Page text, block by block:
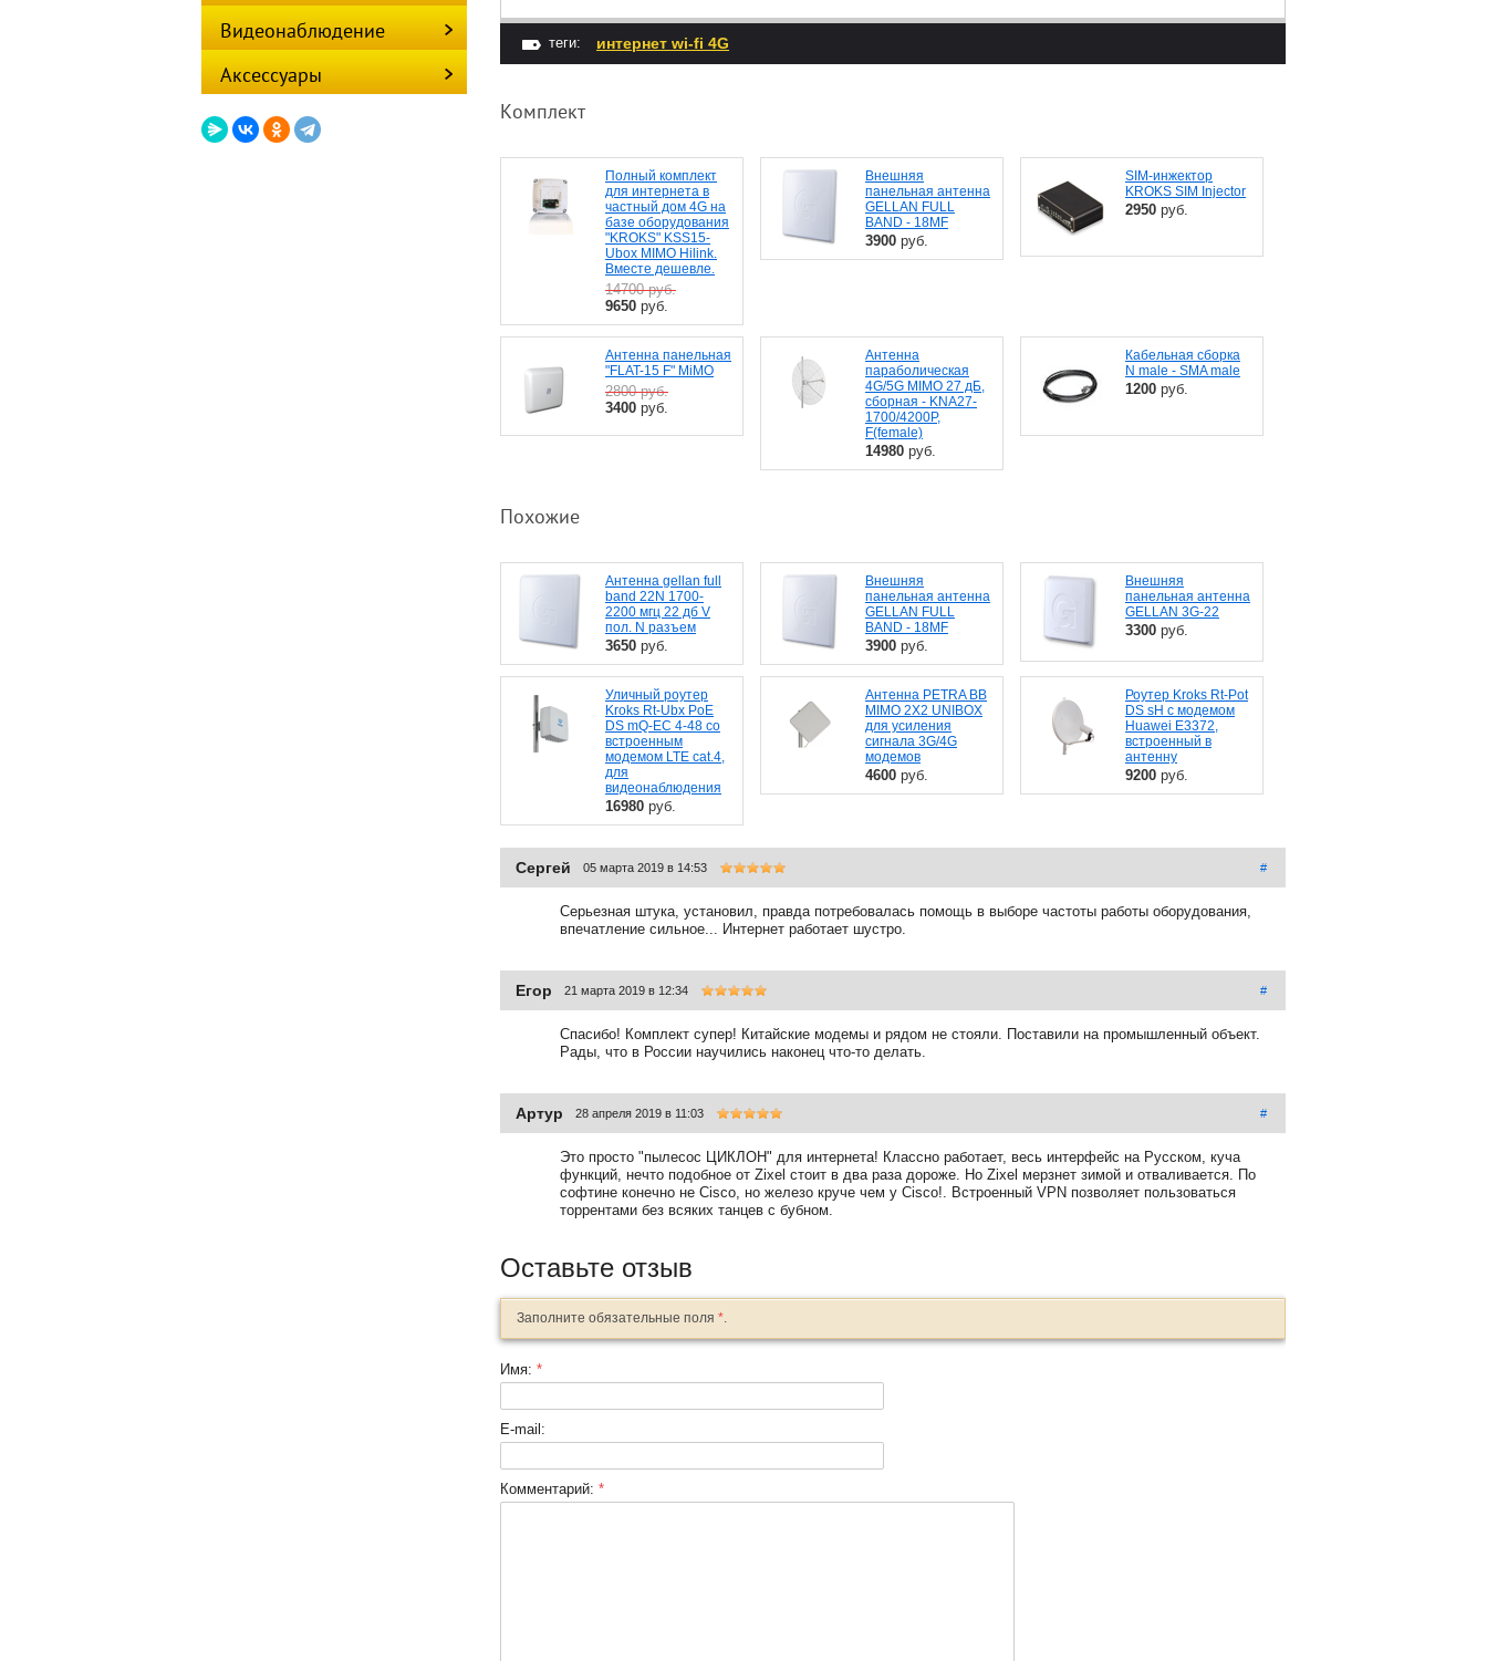
теги: интернет wi-fi 4G
Комплект
Полный комплект
для интернета в
частный дом 4G на
базе оборудования
"KROKS" KSS15-
Ubox MIMO Hilink.
Вместе дешевле.
14700руб.
9650 руб.
Внешняя
панельная антенна
GELLAN FULL
BAND - 18MF
3900 руб.
SIM-инжектор
KROKS SIM Injector
2950 руб.
Антенна панельная
"FLAT-15 F" MiMO
2800руб.
3400 руб.
Антенна
параболическая
4G/5G MIMO 27 дБ,
сборная - KNA27-
1700/4200P,
F(female)
14980 руб.
Кабельная сборка
N male - SMA male
1200 руб.
Похожие
Антенна gellan full
band 22N 1700-
2200 мгц 22 дб V
пол. N разъем
3650 руб.
Внешняя
панельная антенна
GELLAN FULL
BAND - 18MF
3900 руб.
Внешняя
панельная антенна
GELLAN 3G-22
3300 руб.
Уличный роутер
Kroks Rt-Ubx PoE
DS mQ-EC 4-48 со
встроенным
модемом LTE cat.4,
для
видеонаблюдения
16980 руб.
Антенна PETRA BB
MIMO 2X2 UNIBOX
для усиления
сигнала 3G/4G
модемов
4600 руб.
Роутер Kroks Rt-Pot
DS sH с модемом
Huawei E3372,
встроенный в
антенну
9200 руб.
Сергей 05 марта 2019 в 14:53 #
Серьезная штука, установил, правда потребовалась помощь в выборе частоты работы оборудования,
впечатление сильное... Интернет работает шустро.
Егор 21 марта 2019 в 12:34 #
Спасибо! Комплект супер! Китайские модемы и рядом не стояли. Поставили на промышленный объект.
Рады, что в России научились наконец что-то делать.
Артур 28 апреля 2019 в 11:03 #
Это просто "пылесос ЦИКЛОН" для интернета! Классно работает, весь интерфейс на Русском, куча
функций, нечто подобное от Zixel стоит в два раза дороже. Но Zixel мерзнет зимой и отваливается. По
софтине конечно не Cisco, но железо круче чем у Cisco!. Встроенный VPN позволяет пользоваться
торрентами без всяких танцев с бубном.
Оставьте отзыв
Заполните обязательные поля *.
Имя: *
E-mail:
Комментарий: *
Видеонаблюдение
Аксессуары